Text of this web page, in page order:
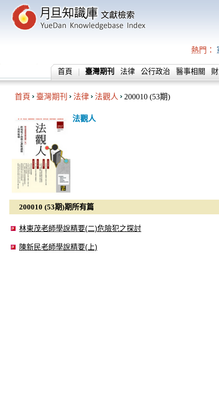
熱門：
首頁 臺灣期刊 法律 公行政治 醫事相關
首頁 臺灣期刊 法律 法觀人 200010 (53期)
法觀人
200010 (53期)期所有篇
林東茂老師學說精要(二)危險犯之探討
陳新民老師學說精要(上)